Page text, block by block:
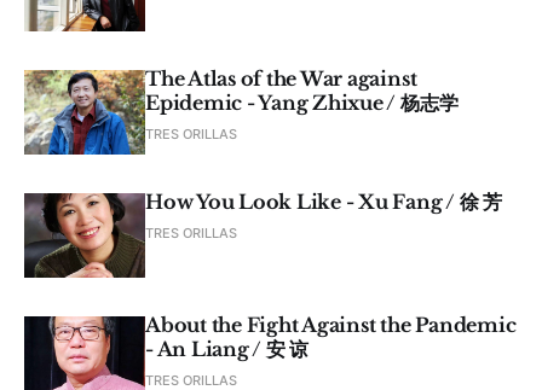
The Atlas of the War against
Epidemic - Yang Zhixue / 杨志学
TRES ORILLAS
How You Look Like - Xu Fang / 徐 芳
TRES ORILLAS
About the Fight Against the Pandemic
- An Liang / 安 谅
TRES ORILLAS